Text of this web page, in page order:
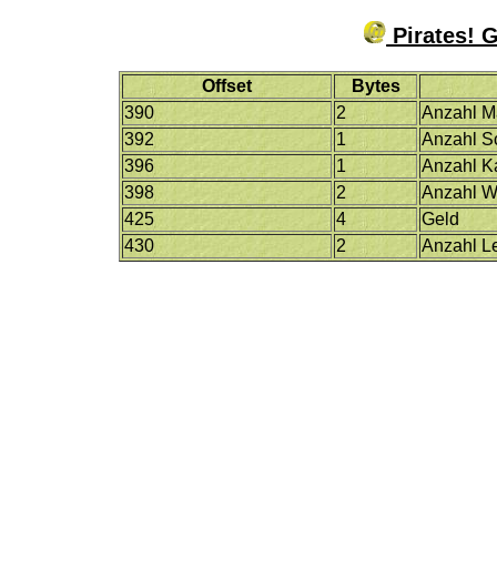
Pirates!
Offset
Bytes
390
2
Anzahl
392
1
Anzahl
396
1
Anzahl
398
2
Anzahl
425
4
Geld
430
2 Anzahl